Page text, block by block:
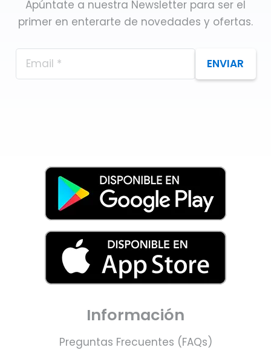
Apúntate a nuestra Newsletter para ser el
primer en enterarte de novedades y ofertas.
ENVIAR
Información
Preguntas Frecuentes (FAQs)